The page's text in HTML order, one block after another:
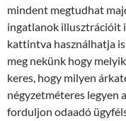
mindent megtudhat
ingatlanok illusztrációit
kattintva használhatja
meg nekünk hogy
keres, hogy milyen
négyzetméteres legyen
forduljon odaadó